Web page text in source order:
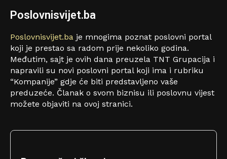
Poslovnisvijet.ba
Poslovnisvijet.ba je mnogima poznat poslovni portal
koji je prestao sa radom prije nekoliko godina.
Međutim, sajt je ovih dana preuzela TNT Grupacija i
napravili su novi poslovni portal koji ima i rubriku
“Kompanije” gdje će biti predstavljeno vaše
preduzeće. Članak o svom biznisu ili poslovnu vijest
možete objaviti na ovoj stranici.